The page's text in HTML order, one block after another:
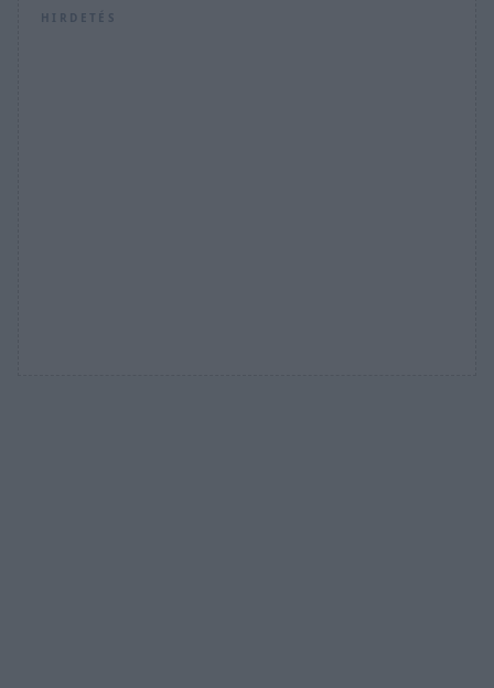
HIRDETÉS